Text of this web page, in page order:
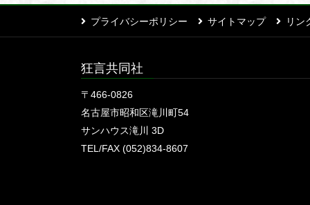
プライバシーポリシー サイトマップ リン
狂言共同社
〒466-0826
名古屋市昭和区滝川町54
サンハウス滝川 3D
TEL/FAX (052)834-8607